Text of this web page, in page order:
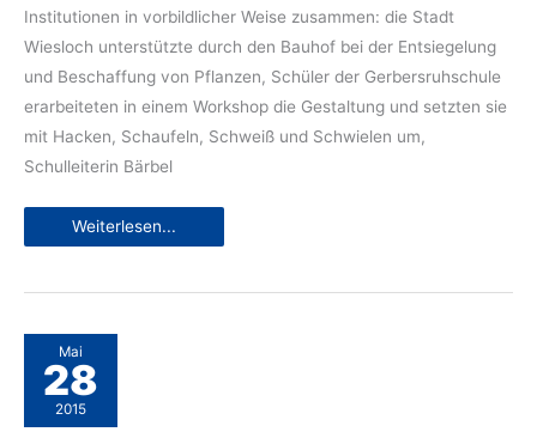
Institutionen in vorbildlicher Weise zusammen: die Stadt
Wiesloch unterstützte durch den Bauhof bei der Entsiegelung
und Beschaffung von Pflanzen, Schüler der Gerbersruhschule
erarbeiteten in einem Workshop die Gestaltung und setzten sie
mit Hacken, Schaufeln, Schweiß und Schwielen um,
Schulleiterin Bärbel
Jugendzentrum
Weiterlesen...
Mai
28
2015